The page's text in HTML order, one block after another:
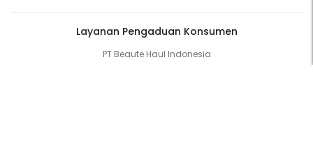
Layanan Pengaduan Konsumen
PT Beaute Haul Indonesia